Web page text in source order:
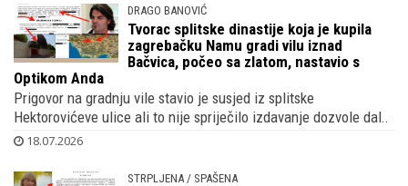
DRAGO BANOVIĆ
Tvorac splitske dinastije koja je kupila
zagrebačku Namu gradi vilu iznad
Bačvica, počeo sa zlatom, nastavio s
Optikom Anda
Prigovor na gradnju vile stavio je susjed iz splitske
Hektorovićeve ulice ali to nije spriječilo izdavanje dozvole dal..
18.07.2026
STRPLJENA / SPAŠENA